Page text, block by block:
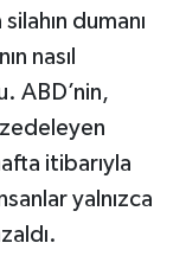
dumanı
nasıl
ABD’nin,
itibarıyla
yalnızca